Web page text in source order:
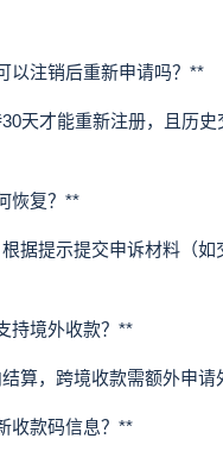
注销后重新申请吗？**
才能重新注册，且历史
恢复？**
提示提交申诉材料（如
境外收款？**
，跨境收款需额外申请
款码信息？**